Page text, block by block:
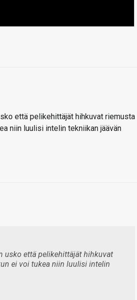
että pelikehittäjät hihkuvat riemusta
niin luulisi intelin tekniikan jäävän
usko että pelikehittäjät hihkuvat
ei voi tukea niin luulisi intelin